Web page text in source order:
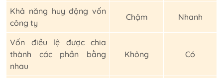
Khả năng huy động vốn
công ty
Chậm Nhanh
Vốn điều lệ được chia
thành các phần bằng
nhau
Không Có